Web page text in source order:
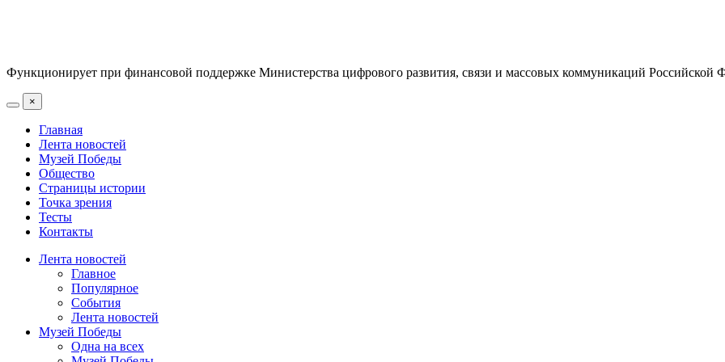
Функционирует при финансовой поддержке Министерства цифрового развития, связи и массовых коммуникаций Российской
×
Главная
Лента новостей
Музей Победы
Общество
Страницы истории
Точка зрения
Тесты
Контакты
Лента новостей
Главное
Популярное
События
Лента новостей
Музей Победы
Одна на всех